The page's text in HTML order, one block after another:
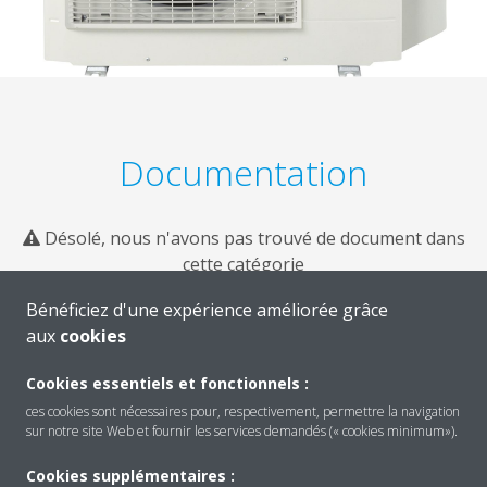
Documentation
Désolé, nous n'avons pas trouvé de document dans
cette catégorie
Bénéficiez d'une expérience améliorée grâce
aux cookies
Cookies essentiels et fonctionnels :
ces cookies sont nécessaires pour, respectivement, permettre la navigation
sur notre site Web et fournir les services demandés (« cookies minimum»).
Cookies supplémentaires :